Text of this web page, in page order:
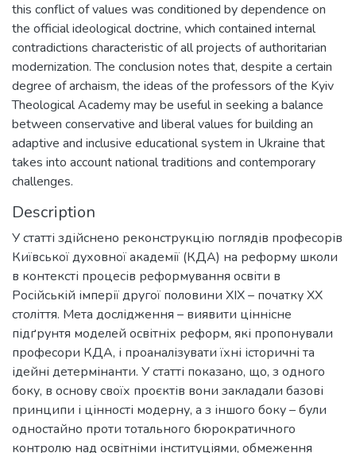
this conflict of values was conditioned by dependence on
the official ideological doctrine, which contained internal
contradictions characteristic of all projects of authoritarian
modernization. The conclusion notes that, despite a certain
degree of archaism, the ideas of the professors of the Kyiv
Theological Academy may be useful in seeking a balance
between conservative and liberal values for building an
adaptive and inclusive educational system in Ukraine that
takes into account national traditions and contemporary
challenges.
Description
У статті здійснено реконструкцію поглядів професорів
Київської духовної академії (КДА) на реформу школи
в контексті процесів реформування освіти в
Російській імперії другої половини ХІХ – початку ХХ
століття. Мета дослідження – виявити ціннісне
підґрунтя моделей освітніх реформ, які пропонували
професори КДА, і проаналізувати їхні історичні та
ідейні детермінанти. У статті показано, що, з одного
боку, в основу своїх проєктів вони закладали базові
принципи і цінності модерну, а з іншого боку – були
одностайно проти тотального бюрократичного
контролю над освітніми інституціями, обмеження